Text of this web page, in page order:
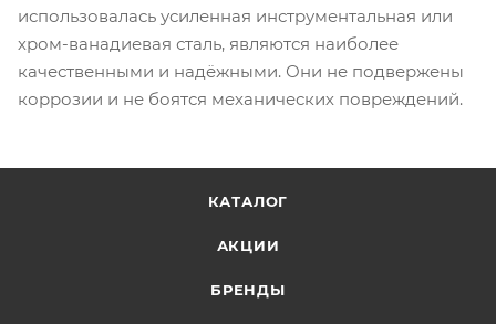
использовалась усиленная инструментальная или
хром-ванадиевая сталь, являются наиболее
качественными и надёжными. Они не подвержены
коррозии и не боятся механических повреждений.
КАТАЛОГ
АКЦИИ
БРЕНДЫ